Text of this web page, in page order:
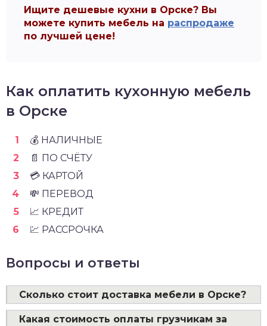
Ищите дешевые кухни в Орске? Вы
можете купить мебель на распродаже
по лучшей цене!
Как оплатить кухонную мебель
в Орске
💰 НАЛИЧНЫЕ
📄 ПО СЧЁТУ
💳 КАРТОЙ
💸 ПЕРЕВОД
📈 КРЕДИТ
💹 РАССРОЧКА
Вопросы и ответы
Сколько стоит доставка мебели в Орске?
Какая стоимость оплаты грузчикам за